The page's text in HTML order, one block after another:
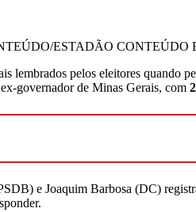
ESTADÃO CONTEÚDO
lembrados pelos eleitores quando
governador de Minas Gerais, com
e Joaquim Barbosa (DC)